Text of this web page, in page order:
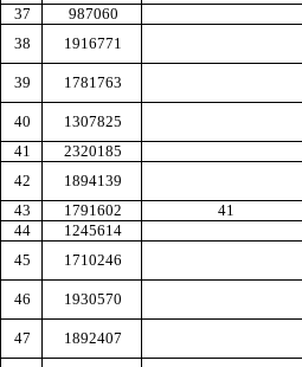
37
987060
38
1916771
39 1781763
40 1307825
41
2320185
42
1894139
43
1791602 41
44
1245614
45
1710246
46 1930570
47 1892407